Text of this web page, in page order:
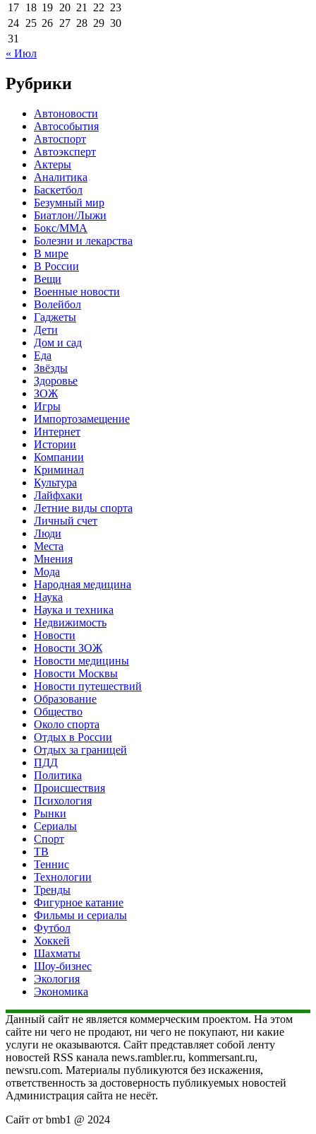
17 18 19 20 21 22 23
24 25 26 27 28 29 30
31
« Июл
Рубрики
Автоновости
Автособытия
Автоспорт
Автоэксперт
Актеры
Аналитика
Баскетбол
Безумный мир
Биатлон/Лыжи
Бокс/MMA
Болезни и лекарства
В мире
В России
Вещи
Военные новости
Волейбол
Гаджеты
Дети
Дом и сад
Еда
Звёзды
Здоровье
ЗОЖ
Игры
Импортозамещение
Интернет
Истории
Компании
Криминал
Культура
Лайфхаки
Летние виды спорта
Личный счет
Люди
Места
Мнения
Мода
Народная медицина
Наука
Наука и техника
Недвижимость
Новости
Новости ЗОЖ
Новости медицины
Новости Москвы
Новости путешествий
Образование
Общество
Около спорта
Отдых в России
Отдых за границей
ПДД
Политика
Происшествия
Психология
Рынки
Сериалы
Спорт
ТВ
Теннис
Технологии
Тренды
Фигурное катание
Фильмы и сериалы
Футбол
Хоккей
Шахматы
Шоу-бизнес
Экология
Экономика
Данный сайт не является коммерческим проектом. На этом
сайте ни чего не продают, ни чего не покупают, ни какие
услуги не оказываются. Сайт представляет собой ленту
новостей RSS канала news.rambler.ru, kommersant.ru,
newsru.com. Материалы публикуются без искажения,
ответственность за достоверность публикуемых новостей
Администрация сайта не несёт.
Сайт от bmb1 @ 2024